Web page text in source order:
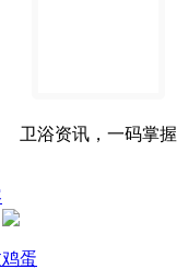
卫浴资讯，一码掌握
鸡蛋